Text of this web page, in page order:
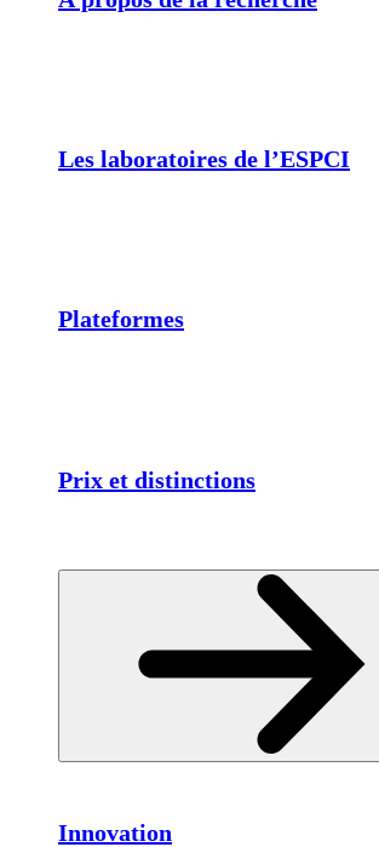
Les laboratoires de l’ESPCI
Plateformes
Prix et distinctions
Innovation